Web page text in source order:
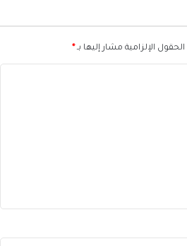
الحقول الإلزامية مشار إليها بـ*